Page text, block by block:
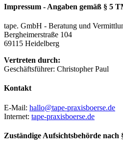
Impressum - Angaben gemäß § 5
tape. GmbH - Beratung und
Bergheimerstraße 104
69115 Heidelberg
Vertreten durch:
Geschäftsführer: Christopher Paul
Kontakt
E-Mail: hallo@tape-praxisboerse.de
Internet: tape-praxisboerse.de
Zuständige Aufsichtsbehörde nach